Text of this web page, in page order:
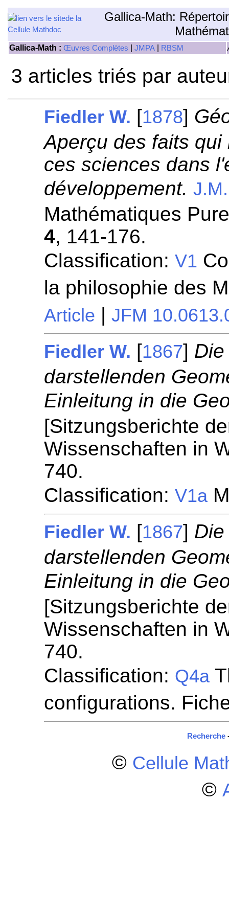
Gallica-Math:
Gallica-Math : Œuvres Complètes JMPA RBSM
3 articles triés par
Fiedler W. [1878]
Aperçu des faits
ces sciences dans
développement. J.M.
Mathématiques
4, 141-176.
Classification:V1
la philosophie des
Article |JFM
Fiedler W. [1867]
darstellenden
Einleitung in die
[Sitzungsberichte
Wissenschaften in
740.
Classification:V1a
Fiedler W. [1867]
darstellenden
Einleitung in die
[Sitzungsberichte
Wissenschaften in
740.
Classification: Q4a
configurations.
Recherche
© Cellule
©